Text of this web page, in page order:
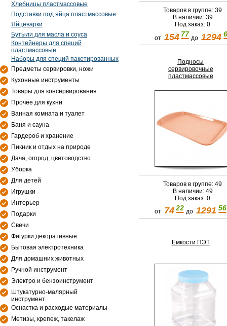
Хлебницы пластмассовые
Подставки под яйца пластмассовые
Яйцеварки
Бутыли для масла и соуса
Контейнеры для специй
пластмассовые
Наборы для специй пакетированных
Предметы сервировки, ножи
Кухонные инструменты
Товары для консервирования
Прочее для кухни
Ванная комната и туалет
Баня и сауна
Гардероб и хранение
Пикник и отдых на природе
Дача, огород, цветоводство
Уборка
Для детей
Игрушки
Интерьер
Подарки
Свечи
Фигурки декоративные
Бытовая электротехника
Для домашних животных
Ручной инструмент
Электро и бензоинструмент
Штукатурно-малярный
инструмент
Оснастка и расходые материалы
Метизы, крепеж, такелаж
Товаров в группе: 39
В наличии: 39
Под заказ: 0
от 154 77до1294
Подносы
сервировочные
пластмассовые
Товаров в группе: 49
В наличии: 49
Под заказ: 0
от 74 22до1291 56
Емкости ПЭТ